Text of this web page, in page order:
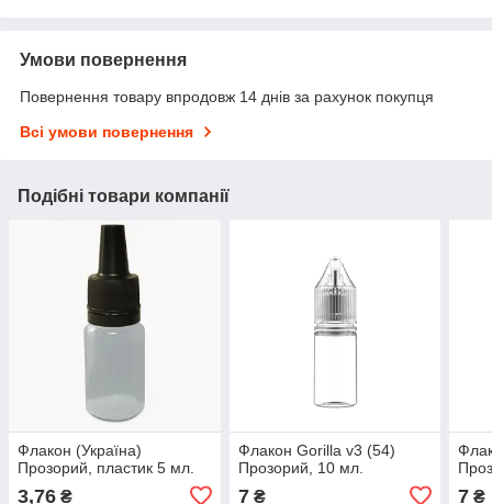
Умови повернення
Повернення товару впродовж 14 днів за рахунок покупця
Всі умови повернення
Подібні товари компанії
Флакон (Україна)
Прозорий, пластик 5 мл.
3,76 ₴
Флакон Gorilla v3 (54)
Прозорий, 10 мл.
7₴ 7 ₴